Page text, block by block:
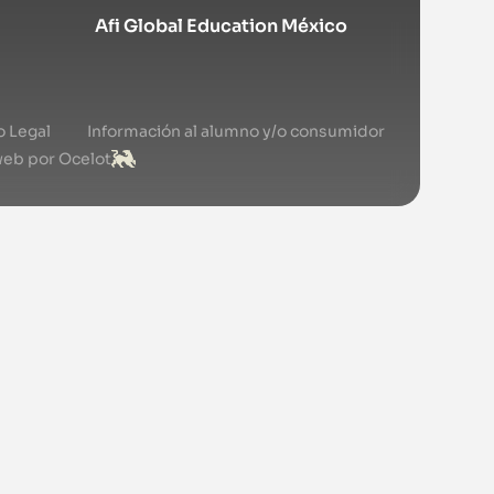
Afi Global Education México
Legal
Información al alumno y/o consumidor
por Ocelot